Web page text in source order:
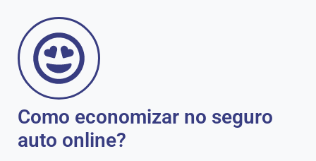
Como economizar no seguro
auto online?